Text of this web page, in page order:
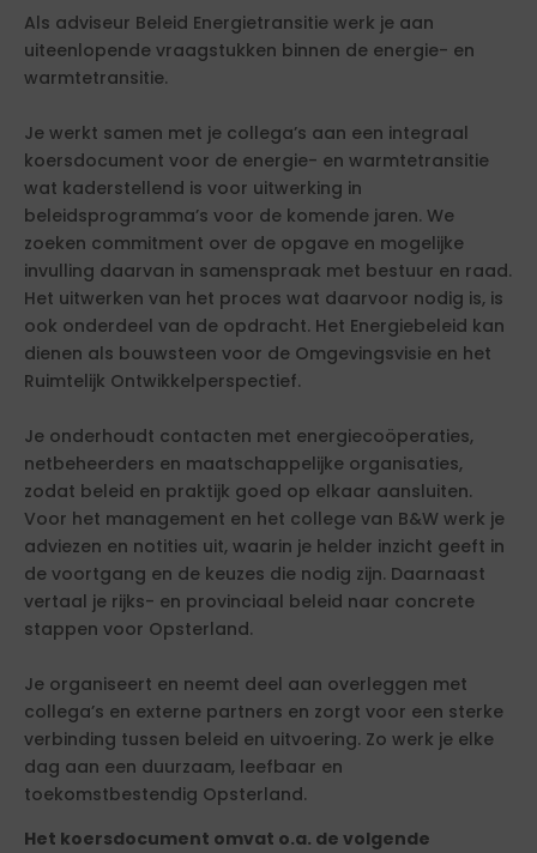
Als adviseur Beleid Energietransitie werk je aan
uiteenlopende vraagstukken binnen de energie- en
warmtetransitie.
Je werkt samen met je collega’s aan een integraal
koersdocument voor de energie- en warmtetransitie
wat kaderstellend is voor uitwerking in
beleidsprogramma’s voor de komende jaren. We
zoeken commitment over de opgave en mogelijke
invulling daarvan in samenspraak met bestuur en raad.
Het uitwerken van het proces wat daarvoor nodig is, is
ook onderdeel van de opdracht. Het Energiebeleid kan
dienen als bouwsteen voor de Omgevingsvisie en het
Ruimtelijk Ontwikkelperspectief.
Je onderhoudt contacten met energiecoöperaties,
netbeheerders en maatschappelijke organisaties,
zodat beleid en praktijk goed op elkaar aansluiten.
Voor het management en het college van B&W werk je
adviezen en notities uit, waarin je helder inzicht geeft in
de voortgang en de keuzes die nodig zijn. Daarnaast
vertaal je rijks- en provinciaal beleid naar concrete
stappen voor Opsterland.
Je organiseert en neemt deel aan overleggen met
collega’s en externe partners en zorgt voor een sterke
verbinding tussen beleid en uitvoering. Zo werk je elke
dag aan een duurzaam, leefbaar en
toekomstbestendig Opsterland.
Het koersdocument omvat o.a. de volgende